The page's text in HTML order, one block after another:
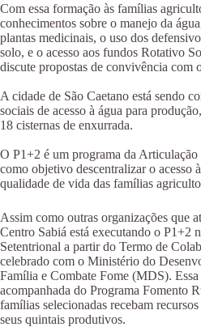
Com essa formação às famílias
conhecimentos sobre o manejo da
plantas medicinais, o uso dos
solo, e o acesso aos fundos Rotativo
discute propostas de convivência com
A cidade de São Caetano está sendo
sociais de acesso à água para
18 cisternas de enxurrada.
O P1+2 é um programa da
como objetivo descentralizar o acesso
qualidade de vida das famílias
Assim como outras organizações que
Centro Sabiá está executando o P1+2
Setentrional a partir do Termo de
celebrado com o Ministério do
Família e Combate Fome (MDS). Essa
acompanhada do Programa Fomento
famílias selecionadas recebam
seus quintais produtivos.